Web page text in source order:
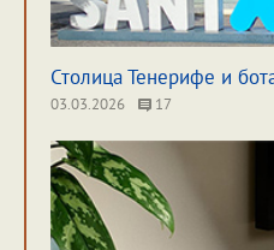
Столица Тенерифе и
03.03.2026 17